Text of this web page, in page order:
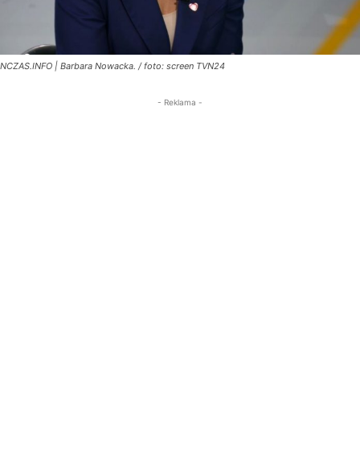
NCZAS.INFO | Barbara Nowacka. / foto: screen TVN24
- Reklama -